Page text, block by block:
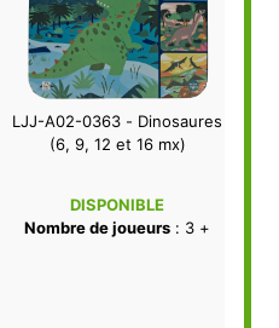
LJJ-A02-0363 - Dinosaures
(6, 9, 12 et 16 mx)
DISPONIBLE
Nombre de joueurs : 3 +